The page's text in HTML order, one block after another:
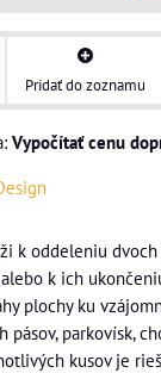
Pridať do zoznamu
Vypočítať cenu
k oddeleniu
k ich
plochy ku
parkovísk,
kusov je